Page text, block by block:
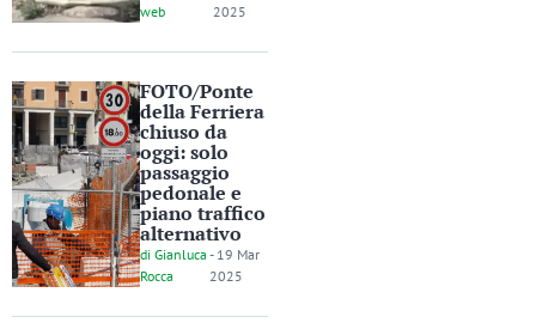
web
2025
FOTO/Ponte
della Ferriera
chiuso da
oggi: solo
passaggio
pedonale e
piano traffico
alternativo
di Gianluca
Rocca
- 19 Mar
2025